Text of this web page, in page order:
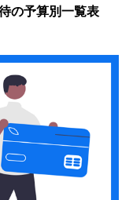
の予算別一覧表